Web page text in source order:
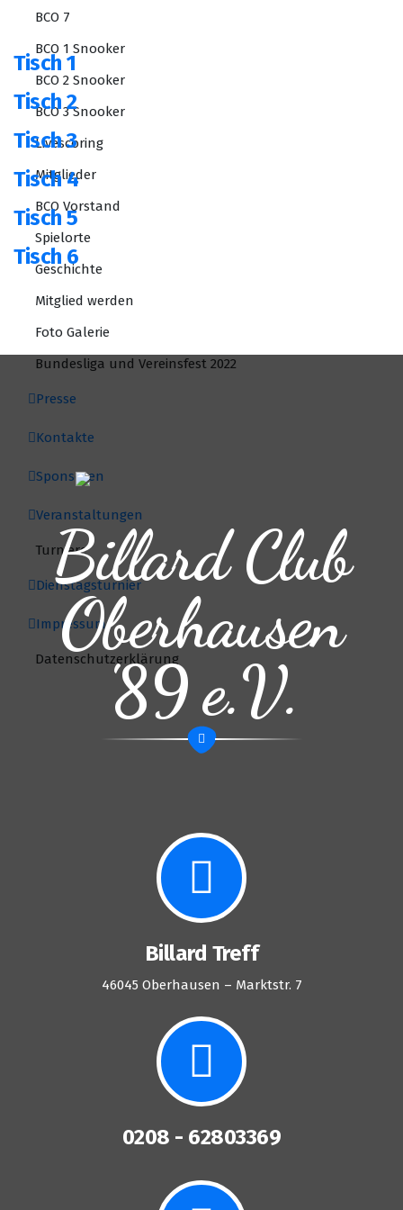
BCO 7
BCO 1 Snooker
BCO 2 Snooker
BCO 3 Snooker
Livescoring
Mitglieder
BCO Vorstand
Spielorte
Geschichte
Mitglied werden
Foto Galerie
Bundesliga und Vereinsfest 2022
Presse
Kontakte
Sponsoren
Veranstaltungen
Turniere
Dienstagsturnier
Impressum
Datenschutzerklärung
Tisch 1
Tisch 2
Tisch 3
Tisch 4
Tisch 5
Tisch 6
Billard Club
Oberhausen
'89 e.V.
Billard Treff
46045 Oberhausen – Marktstr. 7
0208 - 62803369